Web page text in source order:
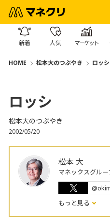
新着 人気 マーケット
HOME 松本大のつぶやき ロッシ
ロッシ
松本大のつぶやき
2002/05/20
松本 大
マネックスグル
もっと見る